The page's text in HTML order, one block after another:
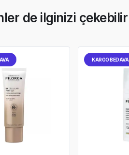
de ilginizi çekebilir
KARGO BEDAVA